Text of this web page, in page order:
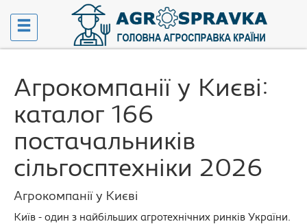
Агрокомпанії у Києві:
каталог 166
постачальників
сільгосптехніки 2026
Агрокомпанії у Києві
Київ - один з найбільших агротехнічних ринків України.